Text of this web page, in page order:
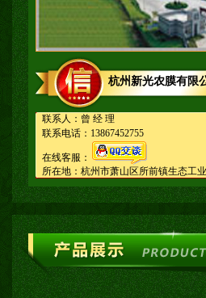
杭州新光农膜有限
联系人：曾 经 理
联系电话：13867452755
在线客服：
所在地：杭州市萧山区所前镇生态工